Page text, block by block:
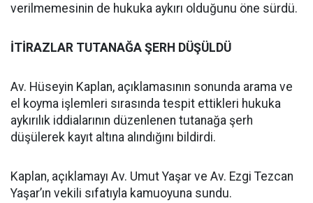
verilmemesinin de hukuka aykırı olduğunu öne sürdü.
İTİRAZLAR TUTANAĞA ŞERH DÜŞÜLDÜ
Av. Hüseyin Kaplan, açıklamasının sonunda arama ve
el koyma işlemleri sırasında tespit ettikleri hukuka
aykırılık iddialarının düzenlenen tutanağa şerh
düşülerek kayıt altına alındığını bildirdi.
Kaplan, açıklamayı Av. Umut Yaşar ve Av. Ezgi Tezcan
Yaşar’ın vekili sıfatıyla kamuoyuna sundu.